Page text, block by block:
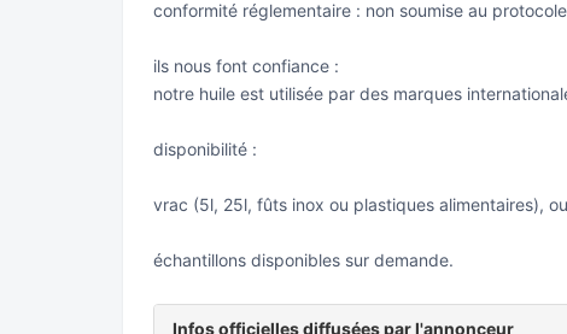
conformité réglementaire : non soumise au
ils nous font confiance :
notre huile est utilisée par des marques
disponibilité :
vrac (5l, 25l, fûts inox ou plastiques alimentaires),
échantillons disponibles sur demande.
Infos officielles diffusées par l'annonceur